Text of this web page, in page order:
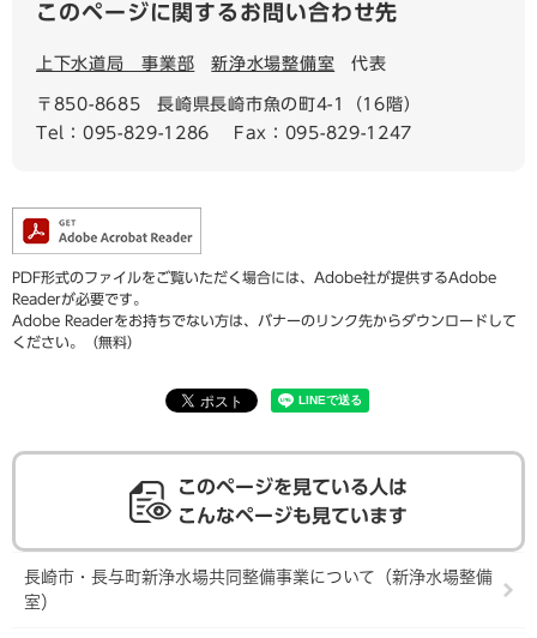
このページに関するお問い合わせ先
上下水道局 事業部 新浄水場整備室 代表
〒850-8685
長崎県長崎市魚の町4-1（16階）
Tel：095-829-1286
Fax：095-829-1247
PDF形式のファイルをご覧いただく場合には、Adobe社が提供するAdobe
Readerが必要です。
Adobe Readerをお持ちでない方は、バナーのリンク先からダウンロードして
ください。（無料）
このページを見ている人は
こんなページも見ています
長崎市・長与町新浄水場共同整備事業について（新浄水場整備
室）